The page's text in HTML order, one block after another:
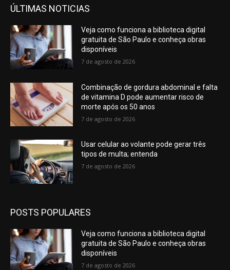
ÚLTIMAS NOTICIAS
Veja como funciona a biblioteca digital
gratuita de São Paulo e conheça obras
disponíveis
7 de agosto de 2026
Combinação de gordura abdominal e falta
de vitamina D pode aumentar risco de
morte após os 50 anos
7 de agosto de 2026
Usar celular ao volante pode gerar três
tipos de multa; entenda
7 de agosto de 2026
POSTS POPULARES
Veja como funciona a biblioteca digital
gratuita de São Paulo e conheça obras
disponíveis
7 de agosto de 2026